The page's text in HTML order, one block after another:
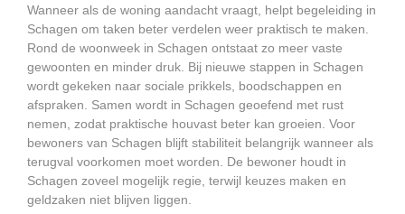
Wanneer als de woning aandacht vraagt, helpt begeleiding in
Schagen om taken beter verdelen weer praktisch te maken.
Rond de woonweek in Schagen ontstaat zo meer vaste
gewoonten en minder druk. Bij nieuwe stappen in Schagen
wordt gekeken naar sociale prikkels, boodschappen en
afspraken. Samen wordt in Schagen geoefend met rust
nemen, zodat praktische houvast beter kan groeien. Voor
bewoners van Schagen blijft stabiliteit belangrijk wanneer als
terugval voorkomen moet worden. De bewoner houdt in
Schagen zoveel mogelijk regie, terwijl keuzes maken en
geldzaken niet blijven liggen.